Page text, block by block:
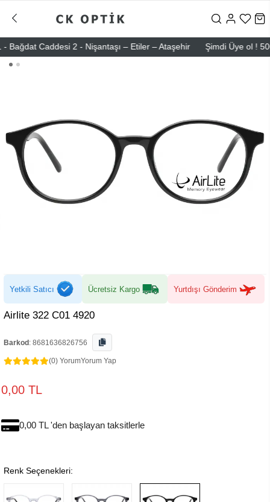
Caddesi 2 - Nişantaşı – Etiler – Ataşehir Şimdi Üye ol ! 5000
Yetkili Satıcı Ücretsiz Kargo Yurtdışı Gönderim
Airlite 322 C01 4920
Barkod : 8681636826756
(0) YorumYorum Yap
0,00 TL
0,00 TL 'den başlayan taksitlerle
Renk Seçenekleri: